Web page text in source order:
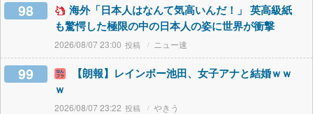
98
海外「日本人はなんて気高いんだ！」 英高級紙
も驚愕した極限の中の日本人の姿に世界が衝撃
2026/08/07 23:00 ニュー速
99
【朗報】レインボー池田、女子アナと結婚ｗｗ
ｗ
2026/08/07 23:22 やきう